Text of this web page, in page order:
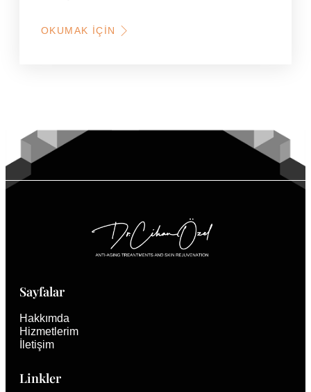
OKUMAK İÇIN
HAKKINDA
Sayfalar
Hakkımda
Hizmetlerim
İletişim
Linkler